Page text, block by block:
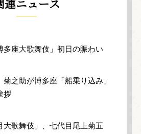
連ニュース
多座大歌舞伎」初日の賑わい
菊之助が博多座「船乗り込み」
拶
大歌舞伎」、七代目尾上菊五